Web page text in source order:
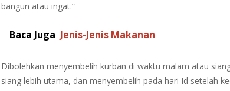
bangun atau ingat.”
Baca Juga Jenis-Jenis Makanan
Dibolehkan menyembelih kurban di waktu malam atau
siang lebih utama, dan menyembelih pada hari Id setelah